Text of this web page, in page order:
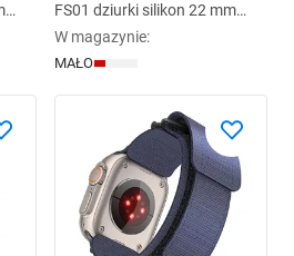
FS01 dziurki silikon 22 mm
pomarańczowy
W magazynie:
MAŁO